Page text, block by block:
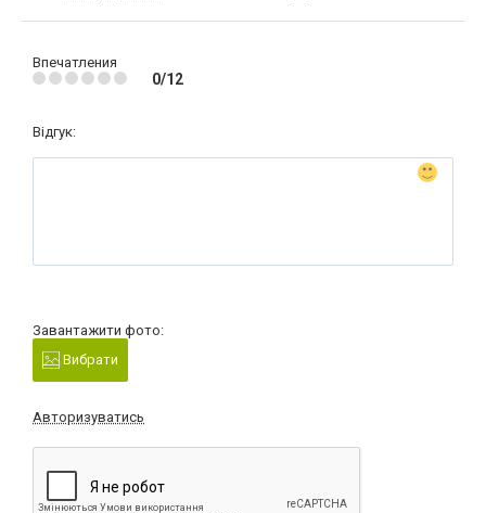
Впечатления
0/12
Відгук:
Завантажити фото:
Вибрати
Авторизуватись